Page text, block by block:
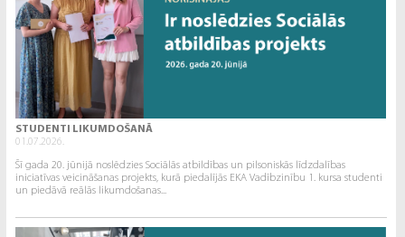
STUDENTI LIKUMDOŠANĀ
01.07.2026.
Šī gada 20. jūnijā noslēdzies Sociālās atbildības un pilsoniskās līdzdalības
iniciatīvas veicināšanas projekts, kurā piedalījās EKA Vadībzinību 1. kursa studenti
un piedāvā reālās likumdošanas...